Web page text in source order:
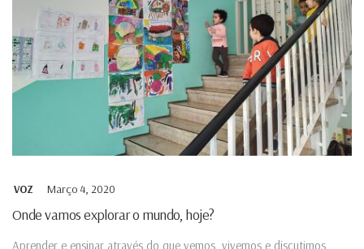
VOZ Março 4, 2020
Onde vamos explorar o mundo, hoje?
Aprender e ensinar através do que vemos, vivemos e discutimos.